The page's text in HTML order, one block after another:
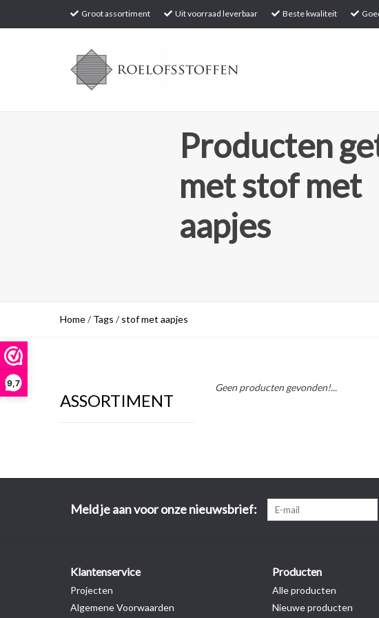
9,7
Groot assortiment Uit voorraad leverbaar Beste kwaliteit
Producten
met stof met
aapjes
Home/ Tags / stof met aapjes
ASSORTIMENT
Geen producten gevonden!...
Meld je aan voor onze nieuwsbrief:
Klantenservice
Projecten
Algemene Voorwaarden
Producten
Alle producten
Nieuwe producten